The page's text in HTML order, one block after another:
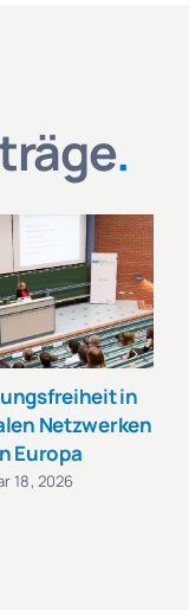
.
in
Netzwerken
Europa
18, 2026